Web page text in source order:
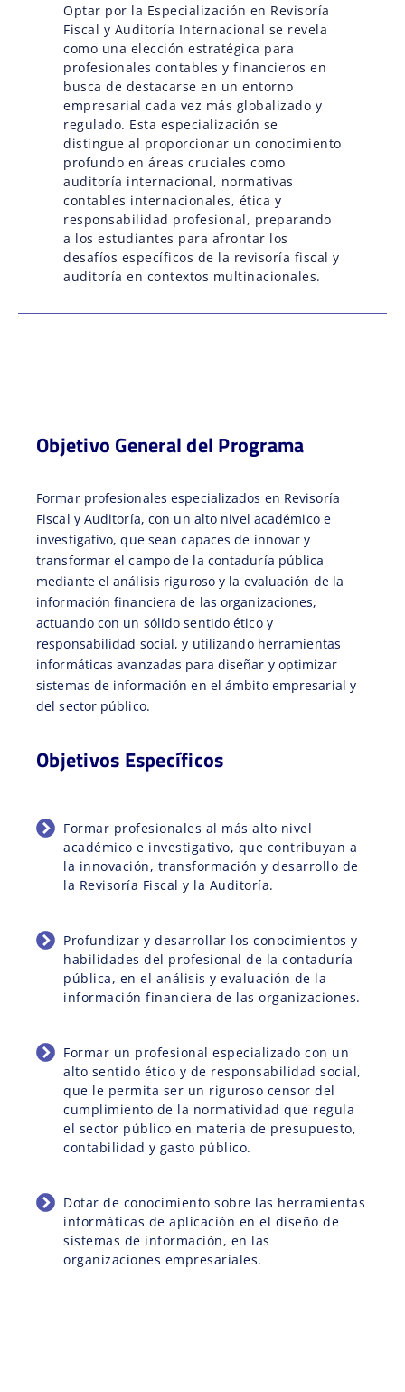
Optar por la Especialización en Revisoría
Fiscal y Auditoría Internacional se revela
como una elección estratégica para
profesionales contables y financieros en
busca de destacarse en un entorno
empresarial cada vez más globalizado y
regulado. Esta especialización se
distingue al proporcionar un conocimiento
profundo en áreas cruciales como
auditoría internacional, normativas
contables internacionales, ética y
responsabilidad profesional, preparando
a los estudiantes para afrontar los
desafíos específicos de la revisoría fiscal y
auditoría en contextos multinacionales.
Objetivo General del Programa
Formar profesionales especializados en Revisoría
Fiscal y Auditoría, con un alto nivel académico e
investigativo, que sean capaces de innovar y
transformar el campo de la contaduría pública
mediante el análisis riguroso y la evaluación de la
información financiera de las organizaciones,
actuando con un sólido sentido ético y
responsabilidad social, y utilizando herramientas
informáticas avanzadas para diseñar y optimizar
sistemas de información en el ámbito empresarial y
del sector público.
Objetivos Específicos
Formar profesionales al más alto nivel
académico e investigativo, que contribuyan a
la innovación, transformación y desarrollo de
la Revisoría Fiscal y la Auditoría.
Profundizar y desarrollar los conocimientos y
habilidades del profesional de la contaduría
pública, en el análisis y evaluación de la
información financiera de las organizaciones.
Formar un profesional especializado con un
alto sentido ético y de responsabilidad social,
que le permita ser un riguroso censor del
cumplimiento de la normatividad que regula
el sector público en materia de presupuesto,
contabilidad y gasto público.
Dotar de conocimiento sobre las herramientas
informáticas de aplicación en el diseño de
sistemas de información, en las
organizaciones empresariales.